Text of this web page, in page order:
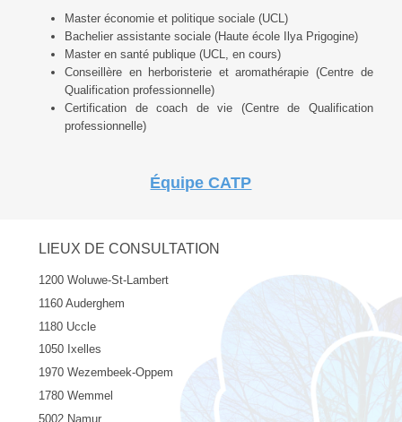
Master économie et politique sociale (UCL)
Bachelier assistante sociale (Haute école Ilya Prigogine)
Master en santé publique (UCL, en cours)
Conseillère en herboristerie et aromathérapie (Centre de
Qualification professionnelle)
Certification de coach de vie (Centre de Qualification
professionnelle)
Équipe CATP
LIEUX DE CONSULTATION
1200 Woluwe-St-Lambert
1160 Auderghem
1180 Uccle
1050 Ixelles
1970 Wezembeek-Oppem
1780 Wemmel
5002 Namur